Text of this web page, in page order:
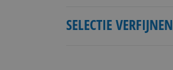
SELECTIE VERFIJNEN